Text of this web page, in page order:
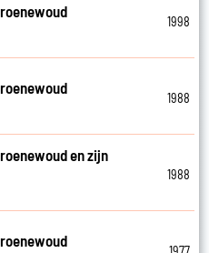
1998
1988
en zijn
1988